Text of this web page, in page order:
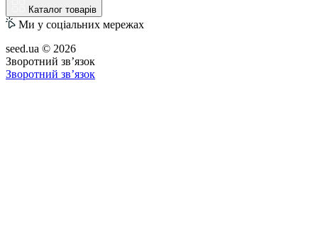
Каталог товарів
Ми у соціальних мережах
seed.ua © 2026
Зворотний зв’язок
Зворотний зв’язок